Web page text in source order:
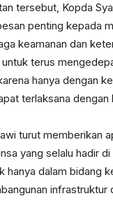
tersebut, Kopda
penting kepada
keamanan dan
terus
hanya dengan
terlaksana dengan
turut memberikan
yang selalu hadir di
hanya dalam bidang
infrastruktur